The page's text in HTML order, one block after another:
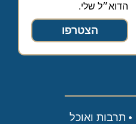
הדוא״ל שלי.
הצטרפו
תרבות ואוכל